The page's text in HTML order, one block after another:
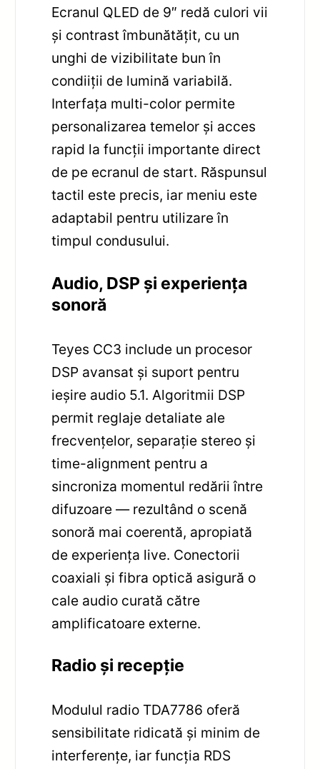
Ecranul QLED de 9″ redă culori vii
și contrast îmbunătățit, cu un
unghi de vizibilitate bun în
condiiții de lumină variabilă.
Interfața multi-color permite
personalizarea temelor și acces
rapid la funcții importante direct
de pe ecranul de start. Răspunsul
tactil este precis, iar meniu este
adaptabil pentru utilizare în
timpul condusului.
Audio, DSP și experiența
sonoră
Teyes CC3 include un procesor
DSP avansat și suport pentru
ieșire audio 5.1. Algoritmii DSP
permit reglaje detaliate ale
frecvențelor, separație stereo și
time-alignment pentru a
sincroniza momentul redării între
difuzoare — rezultând o scenă
sonoră mai coerentă, apropiată
de experiența live. Conectorii
coaxiali și fibra optică asigură o
cale audio curată către
amplificatoare externe.
Radio și recepție
Modulul radio TDA7786 oferă
sensibilitate ridicată și minim de
interferențe, iar funcția RDS